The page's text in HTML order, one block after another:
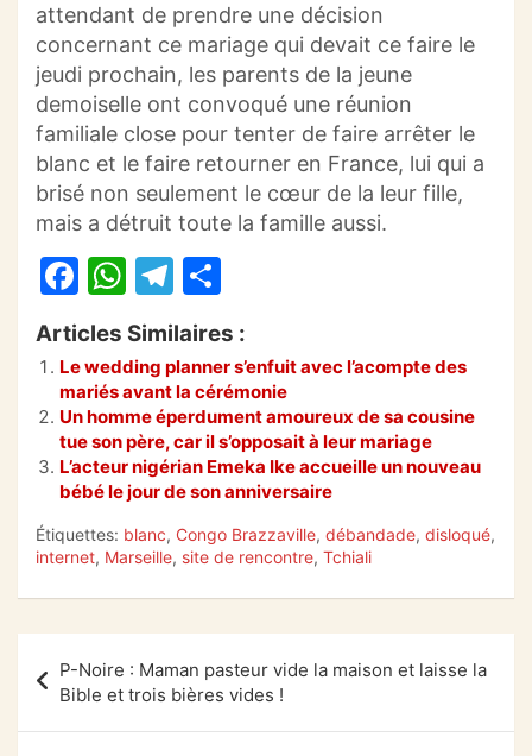
attendant de prendre une décision
concernant ce mariage qui devait ce faire le
jeudi prochain, les parents de la jeune
demoiselle ont convoqué une réunion
familiale close pour tenter de faire arrêter le
blanc et le faire retourner en France, lui qui a
brisé non seulement le cœur de la leur fille,
mais a détruit toute la famille aussi.
F
a
c
e
b
o
o
k
W
h
at
s
A
p
p
T
el
e
gr
a
m
ta
g
er
Articles Similaires :
Le wedding planner s’enfuit avec l’acompte des
mariés avant la cérémonie
Un homme éperdument amoureux de sa cousine
tue son père, car il s’opposait à leur mariage
L’acteur nigérian Emeka Ike accueille un nouveau
bébé le jour de son anniversaire
Étiquettes: blanc, Congo Brazzaville, débandade, disloqué,
internet, Marseille, site de rencontre, Tchiali
de
l’article
P-Noire : Maman pasteur vide la maison et laisse la
Bible et trois bières vides !